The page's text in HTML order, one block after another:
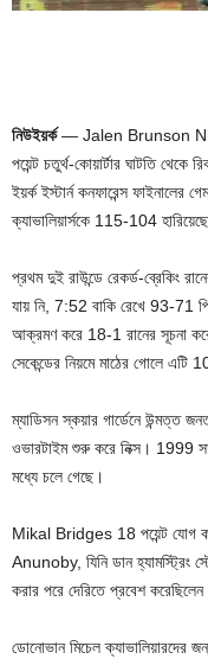
নিউইয়র্ক— Jalen Brunson NBA
পয়েন্ট চতুর্থ-কোয়ার্টার ঘাটতি থেকে
ইয়র্ক ইস্টার্ন কনফারেন্স ফাইনালের
ক্যাভালিয়ার্সকে 115-104
প্রথম দুই রাউন্ডে রেকর্ড-ব্রেকিং
যায় নি, 7:52 বাকি রেখে 93-71
আক্রমণ করে 18-1 রানের সূচনা
সেকেন্ডের নিয়মে মাঠের গোলে এটি
ম্যাডিসন স্কয়ার গার্ডেনে উন্মত্ত
ওভারটাইম শুরু করে নিক্স। 1999
মধ্যে চলে গেছে।
Mikal Bridges 18 পয়েন্ট যোগ
Anunoby, যিনি ডান হ্যামস্ট্রিং
করার পরে দেরিতে প্রবেশ
ডোনোভান মিচেল ক্যাভালিয়ারদের